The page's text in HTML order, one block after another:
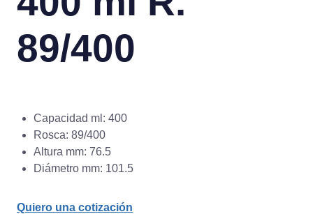
89/400
Capacidad ml: 400
Rosca: 89/400
Altura mm: 76.5
Diámetro mm: 101.5
Quiero una cotización